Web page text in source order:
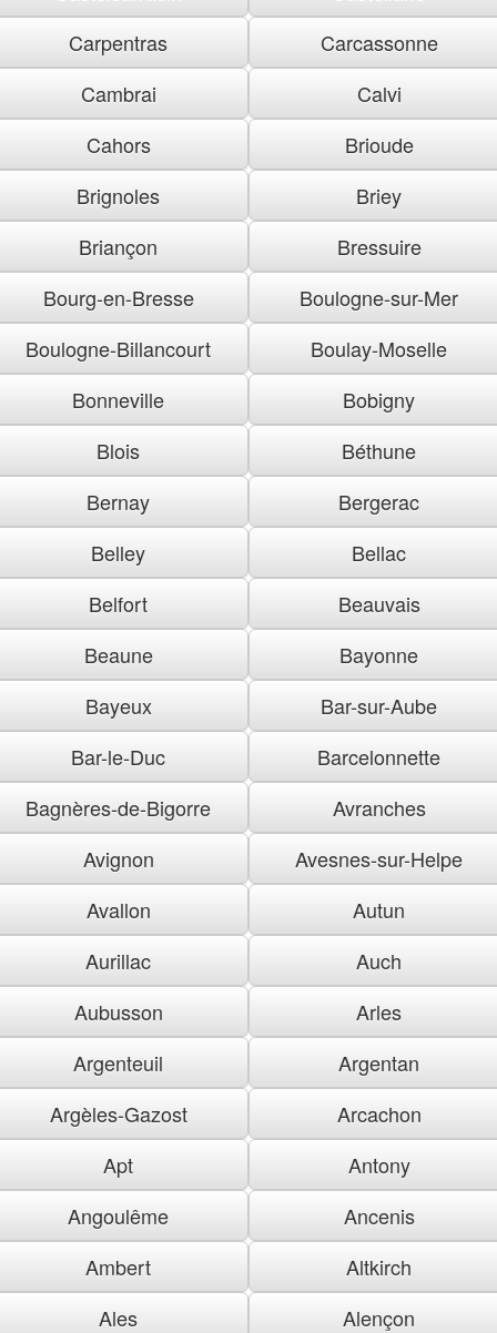
Carpentras
Carcassonne
Cambrai
Calvi
Cahors
Brioude
Brignoles
Briey
Briançon
Bressuire
Bourg-en-Bresse
Boulogne-sur-Mer
Boulogne-Billancourt
Boulay-Moselle
Bonneville
Bobigny
Blois
Béthune
Bernay
Bergerac
Belley
Bellac
Belfort
Beauvais
Beaune
Bayonne
Bayeux
Bar-sur-Aube
Bar-le-Duc
Barcelonnette
Bagnères-de-Bigorre
Avranches
Avignon
Avesnes-sur-Helpe
Avallon
Autun
Aurillac
Auch
Aubusson
Arles
Argenteuil
Argentan
Argèles-Gazost
Arcachon
Apt
Antony
Angoulême
Ancenis
Ambert
Altkirch
Ales
Alençon